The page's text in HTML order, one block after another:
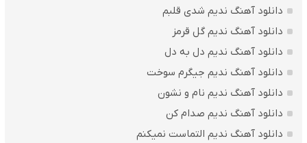
دانلود آهنگ ندیم شدی قلبم
دانلود آهنگ ندیم گل قرمز
دانلود آهنگ ندیم دل به دل
دانلود آهنگ ندیم جیگرم سوخت
دانلود آهنگ ندیم نام و نشون
دانلود آهنگ ندیم صدام کن
دانلود آهنگ ندیم التماست نمیکنم